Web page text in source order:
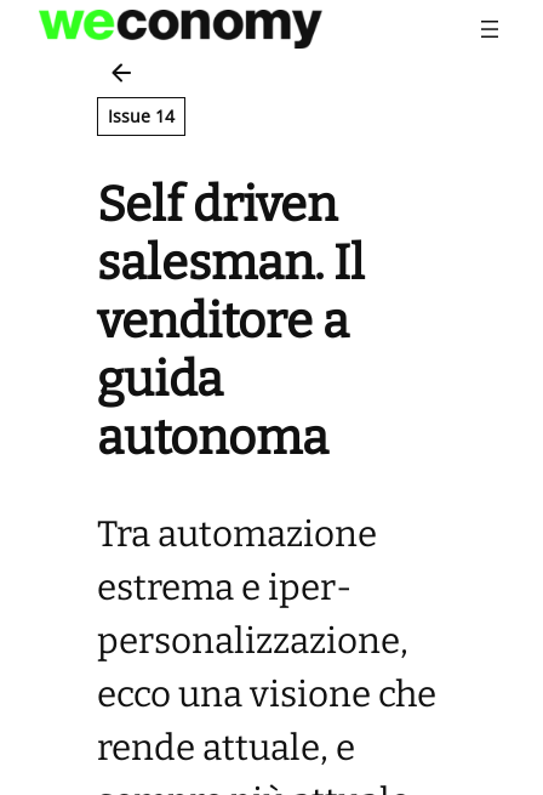
Vai
contenuto
Issue 14
Self driven
salesman. Il
venditore a
guida
autonoma
Tra automazione
estrema e iper-
personalizzazione,
ecco una visione che
rende attuale, e